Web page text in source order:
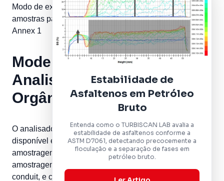
Estabilidade de
Asfaltenos em Petróleo
Bruto
Entenda como o TURBISCAN LAB avalia a
estabilidade de asfaltenos conforme a
ASTM D7061, detectando precocemente a
floculação e a separação de fases em
petróleo bruto.
Modo de excursão do PAT700: captura automática de
amostras para análise de causa raiz conforme EU GMP
Annex 1
Modelos e Part Numbers do
Analisador de Carbono
Orgânico Total PAT700
O analisador de carbono orgânico total PAT700 está
disponível em versões Single Stream (um ponto de
amostragem) e Dual Stream (dois pontos de
amostragem), com opções de conexão rápida ou
conduit, e com ou sem tecnologia RFID.